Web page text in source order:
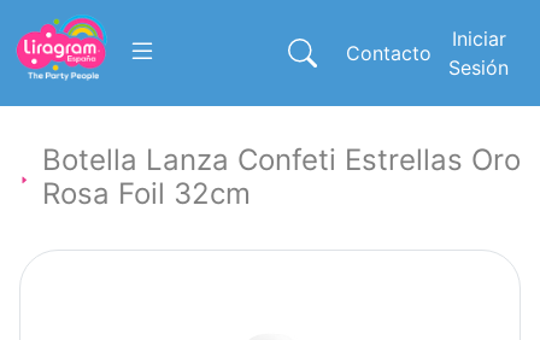
Contacto
Iniciar
Sesión
Botella Lanza Confeti Estrellas Oro
Rosa Foil 32cm